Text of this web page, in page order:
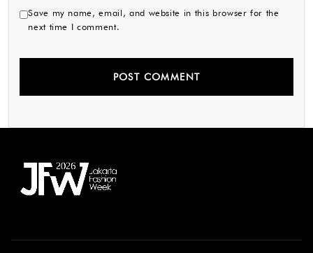
Save my name, email, and website in this browser for the
next time I comment.